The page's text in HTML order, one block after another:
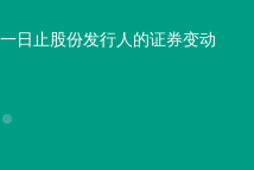
日止股份发行人的证券变动